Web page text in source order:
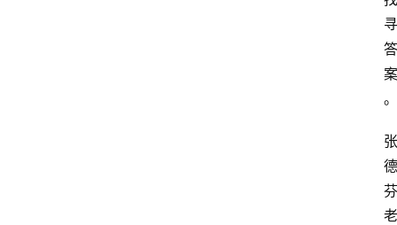
寻
答
案
。
张
德
芬
老